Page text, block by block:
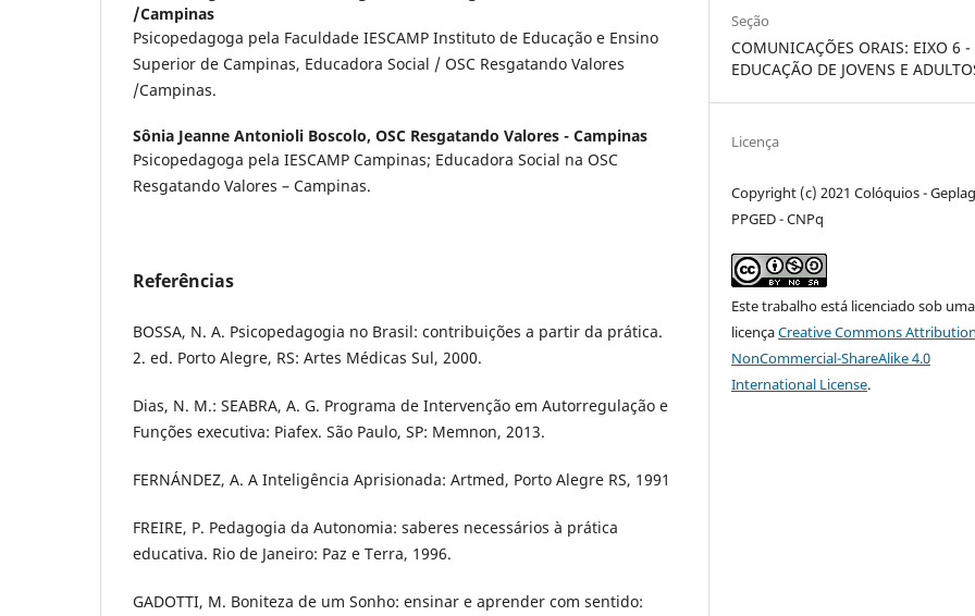
/Campinas
Psicopedagoga pela Faculdade IESCAMP Instituto de Educação e Ensino
Superior de Campinas, Educadora Social / OSC Resgatando Valores
/Campinas.
Sônia Jeanne Antonioli Boscolo, OSC Resgatando Valores - Campinas
Psicopedagoga pela IESCAMP Campinas; Educadora Social na OSC
Resgatando Valores – Campinas.
Referências
BOSSA, N. A. Psicopedagogia no Brasil: contribuições a partir da prática.
2. ed. Porto Alegre, RS: Artes Médicas Sul, 2000.
Dias, N. M.: SEABRA, A. G. Programa de Intervenção em Autorregulação e
Funções executiva: Piafex. São Paulo, SP: Memnon, 2013.
FERNÁNDEZ, A. A Inteligência Aprisionada: Artmed, Porto Alegre RS, 1991
FREIRE, P. Pedagogia da Autonomia: saberes necessários à prática
educativa. Rio de Janeiro: Paz e Terra, 1996.
GADOTTI, M. Boniteza de um Sonho: ensinar e aprender com sentido:
Seção
COMUNICAÇÕES ORAIS: EIXO 6 -
EDUCAÇÃO DE JOVENS E
Licença
Copyright (c) 2021 Colóquios -
PPGED - CNPq
Este trabalho está licenciado sob uma
licençaCreative Commons
NonCommercial-ShareAlike 4.0
International License.